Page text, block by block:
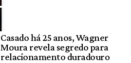
Casado há 25 anos, Wagner
Moura revela segredo para
relacionamento duradouro